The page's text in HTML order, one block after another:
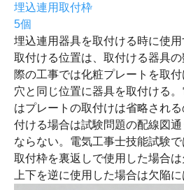
埋込連用取付枠
5個
埋込連用器具を取付ける時に使
取付ける位置は、取付ける器具
際の工事では化粧プレートを取
穴と同じ位置に器具を取付ける
はプレートの取付けは省略され
付ける場合は試験問題の配線図
ならない。電気工事士技能試験
取付枠を裏返しで使用した場合は
上下を逆に使用した場合は欠陥に